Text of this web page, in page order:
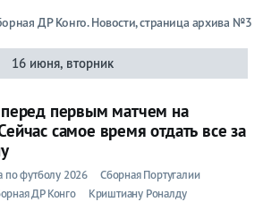
ДР Конго. Новости, страница архива №3
16 июня, вторник
первым матчем на
самое время отдать все за
футболу 2026
Сборная Португалии
ДР Конго Криштиану Роналду